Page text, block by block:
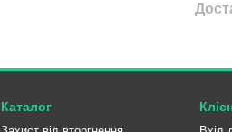
Каталог